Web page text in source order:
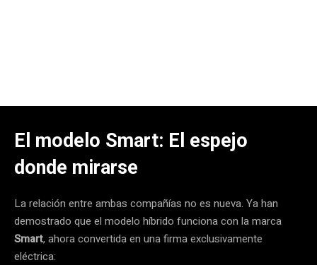
El modelo Smart: El espejo
donde mirarse
La relación entre ambas compañías no es nueva. Ya han
demostrado que el modelo híbrido funciona con la marca
Smart, ahora convertida en una firma exclusivamente
eléctrica: